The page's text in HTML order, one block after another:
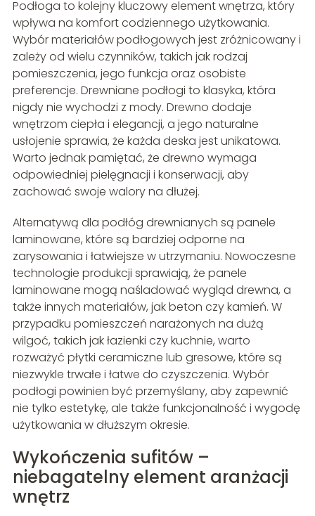
Podłoga to kolejny kluczowy element wnętrza, który
wpływa na komfort codziennego użytkowania.
Wybór materiałów podłogowych jest zróżnicowany i
zależy od wielu czynników, takich jak rodzaj
pomieszczenia, jego funkcja oraz osobiste
preferencje. Drewniane podłogi to klasyka, która
nigdy nie wychodzi z mody. Drewno dodaje
wnętrzom ciepła i elegancji, a jego naturalne
usłojenie sprawia, że każda deska jest unikatowa.
Warto jednak pamiętać, że drewno wymaga
odpowiedniej pielęgnacji i konserwacji, aby
zachować swoje walory na dłużej.
Alternatywą dla podłóg drewnianych są panele
laminowane, które są bardziej odporne na
zarysowania i łatwiejsze w utrzymaniu. Nowoczesne
technologie produkcji sprawiają, że panele
laminowane mogą naśladować wygląd drewna, a
także innych materiałów, jak beton czy kamień. W
przypadku pomieszczeń narażonych na dużą
wilgoć, takich jak łazienki czy kuchnie, warto
rozważyć płytki ceramiczne lub gresowe, które są
niezwykle trwałe i łatwe do czyszczenia. Wybór
podłogi powinien być przemyślany, aby zapewnić
nie tylko estetykę, ale także funkcjonalność i wygodę
użytkowania w dłuższym okresie.
Wykończenia sufitów –
niebagatelny element aranżacji
wnętrz